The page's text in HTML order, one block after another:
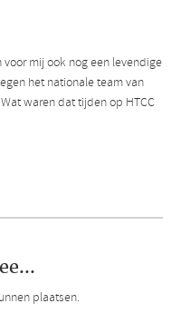
mij ook nog een levendige
het nationale team van
waren dat tijden op HTCC
plaatsen.